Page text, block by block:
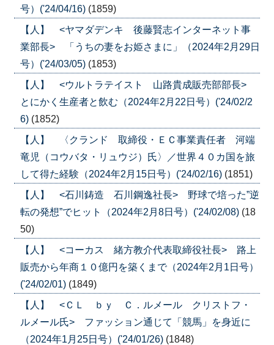
号）('24/04/16) (1859)
【人】 <ヤマダデンキ 後藤賢志インターネット事
業部長> 「うちの妻をお姫さまに」（2024年2月29日
号）('24/03/05) (1853)
【人】 <ウルトラテイスト 山路貴成販売部部長>
とにかく生産者と飲む（2024年2月22日号）('24/02/2
6) (1852)
【人】 〈クランド 取締役・ＥＣ事業責任者 河端
竜児（コウバタ・リュウジ）氏〉／世界４０カ国を旅
して得た経験（2024年2月15日号）('24/02/16) (1851)
【人】 <石川鋳造 石川鋼逸社長> 野球で培った”逆
転の発想”でヒット（2024年2月8日号）('24/02/08) (18
50)
【人】 <コーカス 緒方教介代表取締役社長> 路上
販売から年商１０億円を築くまで（2024年2月1日号）
('24/02/01) (1849)
【人】 <ＣＬ ｂｙ Ｃ．ルメール クリストフ・
ルメール氏> ファッション通じて「競馬」を身近に
（2024年1月25日号）('24/01/26) (1848)